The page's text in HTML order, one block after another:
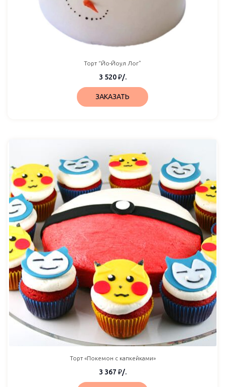
Торт “Йо-Йоул Лог”
3 520₽/.
ЗАКАЗАТЬ
Торт «Покемон с капкейками»
3 367 ₽/.